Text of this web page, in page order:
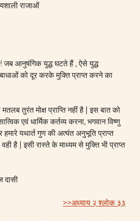
राजाओं
जब आनुषंगिक युद्ध घटते हैं , ऐसे युद्ध
को दूर करके मुक्ति प्राप्त करने का
तुरंत मोक्ष प्राप्ति नहीं है | इस बात को
एवं धार्मिक कर्तव्य करना, भगवान विष्णु
यथार्त गुण की अत्यंत अनुभूति प्राप्त
है | इसी रास्ते के माध्यम से मुक्ति भी प्राप्त
दासी
>>अध्याय २ श्लोक ३३